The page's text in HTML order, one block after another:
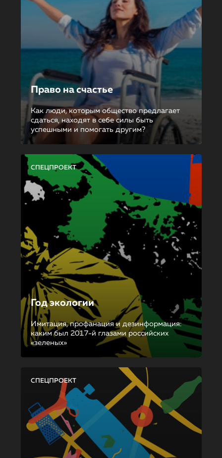
Право на счастье
Как люди, которым общество предлагает
сдаться, находят в себе силы быть
успешными и помогать другим?
СПЕЦПРОЕКТ
Год экологии
Имитация, профанация и дезинформация:
каким был 2017-й глазами российских
«зеленых»
СПЕЦПРОЕКТ